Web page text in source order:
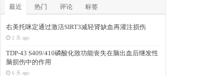
最近 热门 评论 标签
右美托咪定通过激活SIRT3减轻肾缺血再灌注损伤
2 天 ago
TDP-43 S409/410磷酸化致功能丧失在脑出血后继发性
脑损伤中的作用
6 天 ago